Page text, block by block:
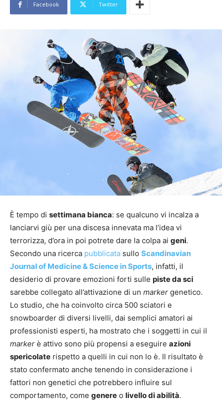
Facebook Twitter
È tempo di settimana bianca: se qualcuno vi incalza a
lanciarvi giù per una discesa innevata ma l’idea vi
terrorizza, d’ora in poi potrete dare la colpa ai geni.
Secondo una ricerca pubblicata sullo Scandinavian
Journal of Medicine & Science in Sports, infatti, il
desiderio di provare emozioni forti sulle piste da sci
sarebbe collegato all’attivazione di un marker genetico.
Lo studio, che ha coinvolto circa 500 sciatori e
snowboarder di diversi livelli, dai semplici amatori ai
professionisti esperti, ha mostrato che i soggetti in cui il
marker è attivo sono più propensi a eseguire azioni
spericolate rispetto a quelli in cui non lo è. Il risultato è
stato confermato anche tenendo in considerazione i
fattori non genetici che potrebbero influire sul
comportamento, come genere o livello di abilità.